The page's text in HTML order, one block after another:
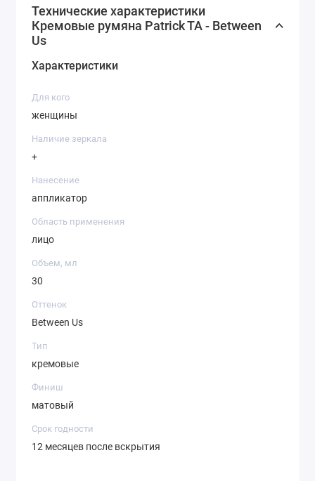
Технические характеристики
Кремовые румяна Patrick TA - Between
Us
Характеристики
Для кого
женщины
Наличие зеркала
+
Нанесение
аппликатор
Область применения
лицо
Объем, мл
30
Оттенок
Between Us
Тип
кремовые
Финиш
матовый
Срок годности
12 месяцев после вскрытия